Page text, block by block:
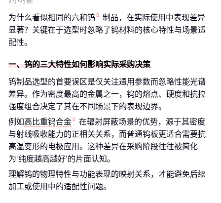
为什么看似相同的六和钨
制品，在实际使用中表现差异
显著？关键在于选型时忽略了钨材料的核心特性与场景适
配性。
一、钨的三大特性如何影响实际采购决策
钨制品选型的首要误区是仅关注通用参数而忽略性能光谱
差异。作为密度最高的金属之一，钨的熔点、硬度和抗拉
强度组合决定了其在不同场景下的表现边界。
例如高比重钨合金
在辐射屏蔽场景的优势，源于其密度
与射线吸收能力的正相关关系，而普通钨板更适合需要抗
高温变形的电极应用。这种差异在采购阶段往往被简化
为‘纯度越高越好’的片面认知。
理解钨的物理特性与功能表现的映射关系，才能避免后续
加工或使用中的适配性问题。